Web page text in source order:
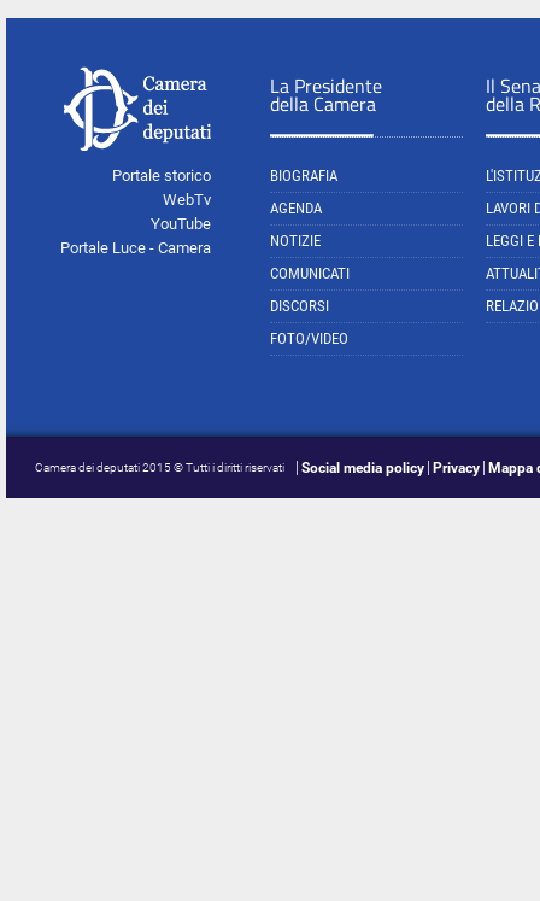
Portale storico
WebTv
YouTube
Portale Luce - Camera
La Presidente
della Camera
BIOGRAFIA
AGENDA
NOTIZIE
COMUNICATI
DISCORSI
FOTO/VIDEO
Il
della
LAVORI
LEGGI E
Camera dei deputati 2015 © Tutti i diritti riservati Social media policy Privacy Mappa